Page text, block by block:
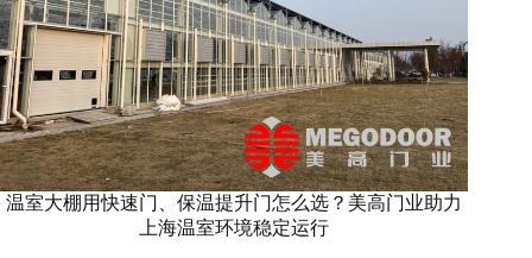
温室大棚用快速门、保温提升门怎么选？美高门业助力
上海温室环境稳定运行